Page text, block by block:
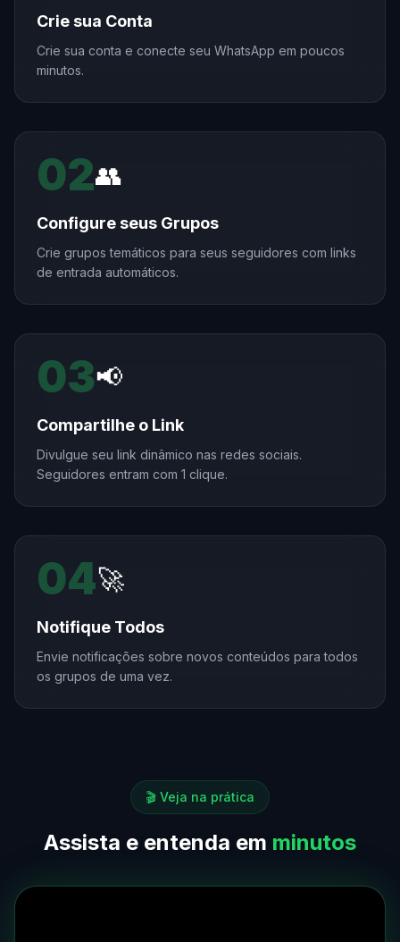
Crie sua Conta
Crie sua conta e conecte seu WhatsApp em poucos
minutos.
02👥
Configure seus Grupos
Crie grupos temáticos para seus seguidores com links
de entrada automáticos.
03📢
Compartilhe o Link
Divulgue seu link dinâmico nas redes sociais.
Seguidores entram com 1 clique.
04🚀
Notifique Todos
Envie notificações sobre novos conteúdos para todos
os grupos de uma vez.
🎬 Veja na prática
Assista e entenda em minutos